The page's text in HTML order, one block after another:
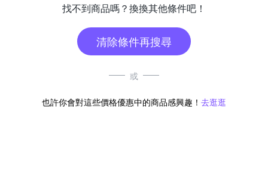
找不到商品嗎？換換其他條件吧！
清除條件再搜尋
或
也許你會對這些價格優惠中的商品感興趣！ 去逛逛